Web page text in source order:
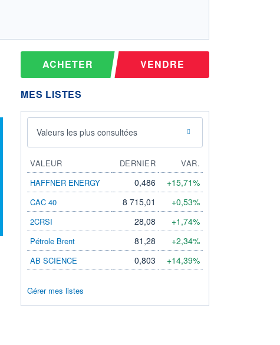
ACHETER VENDRE
MES LISTES
Valeurs les plus consultées
VALEUR DERNIER
VAR.
HAFFNER ENERGY
0,486 +15,71%
CAC 40 8 715,01 +0,53%
2CRSI 28,08 +1,74%
Pétrole Brent 81,28 +2,34%
AB SCIENCE 0,803 +14,39%
Gérer mes listes